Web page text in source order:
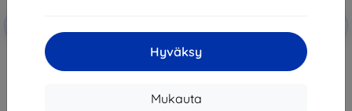
Hyväksy
Mukauta
kupongilla
Beline magneettinen kirjakotelo
Xiaomi Redmi A3 sininen
kupongilla
Beline Kirjakotelo Magneetti
Xiaomi Redmi A3 Punainen